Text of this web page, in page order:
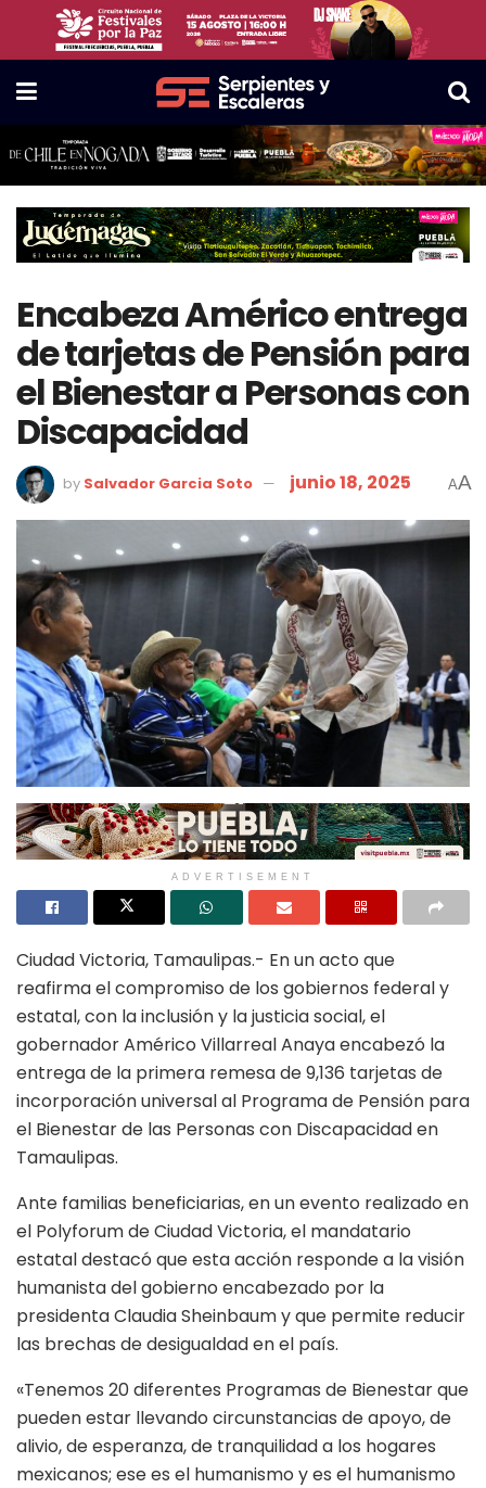
Encabeza Américo entrega
de tarjetas de Pensión para
el Bienestar a Personas con
Discapacidad
by Salvador Garcia Soto junio 18, 2025 AA
ADVERTISEMENT
Ciudad Victoria, Tamaulipas.- En un acto que
reafirma el compromiso de los gobiernos federal y
estatal, con la inclusión y la justicia social, el
gobernador Américo Villarreal Anaya encabezó la
entrega de la primera remesa de 9,136 tarjetas de
incorporación universal al Programa de Pensión para
el Bienestar de las Personas con Discapacidad en
Tamaulipas.
Ante familias beneficiarias, en un evento realizado en
el Polyforum de Ciudad Victoria, el mandatario
estatal destacó que esta acción responde a la visión
humanista del gobierno encabezado por la
presidenta Claudia Sheinbaum y que permite reducir
las brechas de desigualdad en el país.
«Tenemos 20 diferentes Programas de Bienestar que
pueden estar llevando circunstancias de apoyo, de
alivio, de esperanza, de tranquilidad a los hogares
mexicanos; ese es el humanismo y es el humanismo